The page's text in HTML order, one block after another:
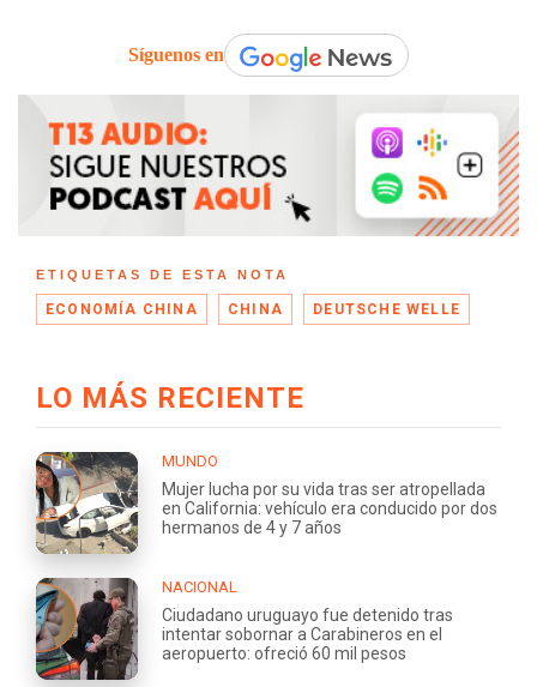
Síguenos en
ETIQUETAS DE ESTA NOTA
ECONOMÍA CHINA CHINA DEUTSCHE WELLE
LO MÁS RECIENTE
MUNDO
Mujer lucha por su vida tras ser atropellada
en California: vehículo era conducido por dos
hermanos de 4 y 7 años
NACIONAL
Ciudadano uruguayo fue detenido tras
intentar sobornar a Carabineros en el
aeropuerto: ofreció 60 mil pesos